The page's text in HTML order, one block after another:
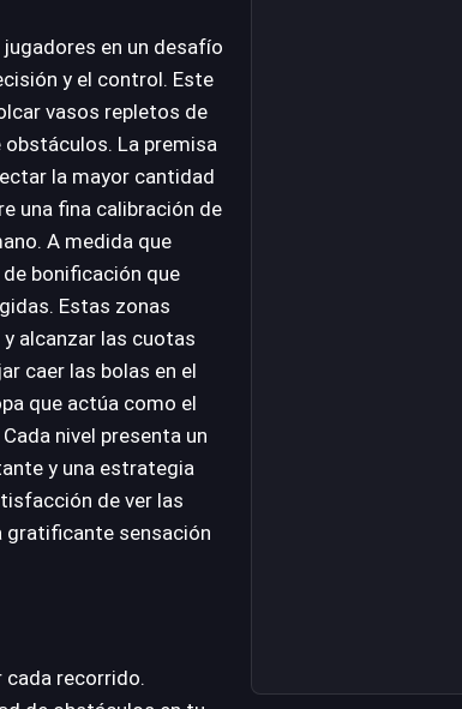
en un desafío
y el control. Este
vasos repletos de
La premisa
la mayor cantidad
una fina calibración de
A medida que
bonificación que
Estas zonas
alcanzar las cuotas
caer las bolas en el
que actúa como el
nivel presenta un
y una estrategia
de ver las
gratificante sensación
cada recorrido.